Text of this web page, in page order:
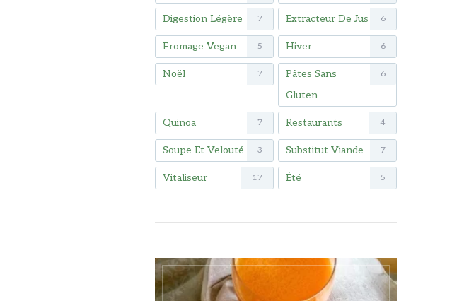
Digestion Légère 7 Extracteur De Jus 6
Fromage Vegan 5 Hiver 6
Noël 7
Pâtes Sans
Gluten
6
Quinoa 7 Restaurants 4
Soupe Et Velouté 3 Substitut Viande 7
Vitaliseur 17 Été 5